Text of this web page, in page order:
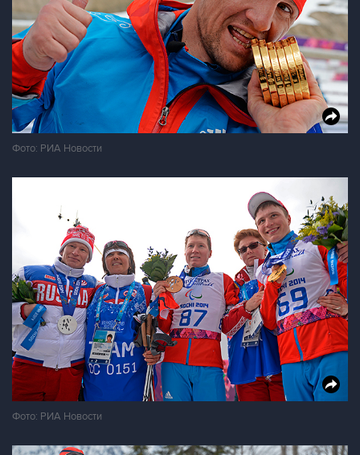
Фото: РИА Новости
Фото: РИА Новости